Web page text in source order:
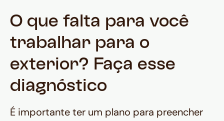
O que falta para você
trabalhar para o
exterior? Faça esse
diagnóstico
É importante ter um plano para preencher